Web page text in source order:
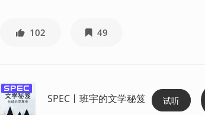
102 49
spec
SPEC丨班宇的文学秘笈 试听